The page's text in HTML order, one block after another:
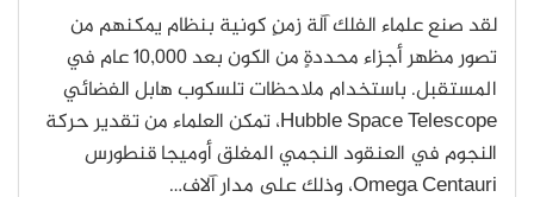
لقد صنع علماء الفلك آلة زمنٍ كونية بنظام يمكنهم من
تصور مظهر أجزاء محددةٍ من الكون بعد 10,000 عام في
المستقبل. باستخدام ملاحظات تلسكوب هابل الفضائي
Hubble Space Telescope، تمكن العلماء من تقدير حركة
النجوم في العنقود النجمي المغلق أوميجا قنطورس
Omega Centauri، وذلك على مدار آلاف…